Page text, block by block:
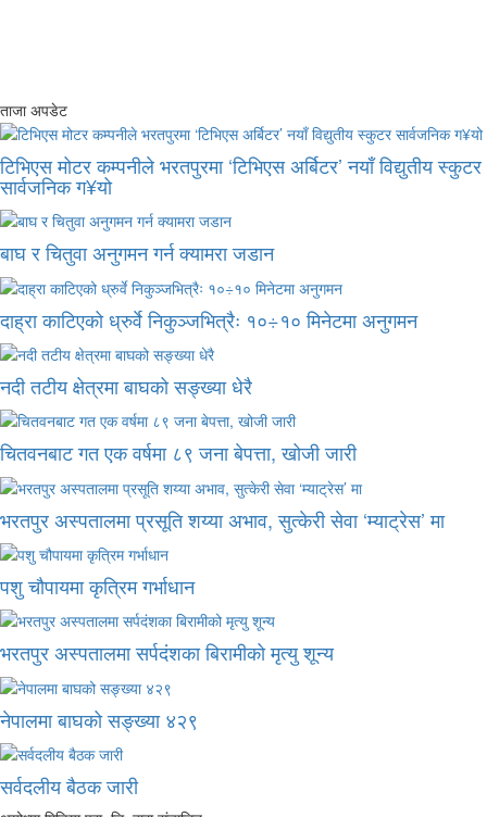
ताजा अपडेट
टिभिएस मोटर कम्पनीले भरतपुरमा ‘टिभिएस अर्बिटर’ नयाँ विद्युतीय स्कुटर
सार्वजनिक ग¥यो
बाघ र चितुवा अनुगमन गर्न क्यामरा जडान
दाह्रा काटिएको ध्रुर्वे निकुञ्जभित्रैः १०÷१० मिनेटमा अनुगमन
नदी तटीय क्षेत्रमा बाघको सङ्ख्या धेरै
चितवनबाट गत एक वर्षमा ८९ जना बेपत्ता, खोजी जारी
भरतपुर अस्पतालमा प्रसूति शय्या अभाव, सुत्केरी सेवा ‘म्याट्रेस’ मा
पशु चौपायमा कृत्रिम गर्भाधान
भरतपुर अस्पतालमा सर्पदंशका बिरामीको मृत्यु शून्य
नेपालमा बाघको सङ्ख्या ४२९
सर्वदलीय बैठक जारी